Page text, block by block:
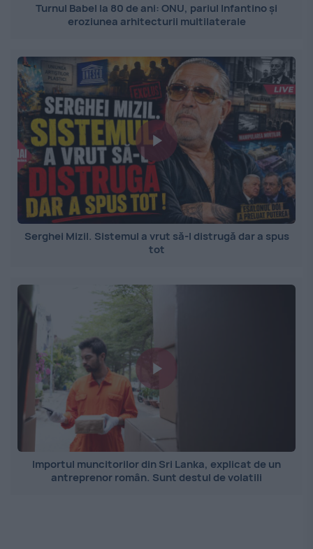
Turnul Babel la 80 de ani: ONU, pariul Infantino și
eroziunea arhitecturii multilaterale
Serghei Mizil. Sistemul a vrut să-l distrugă dar a spus
tot
Importul muncitorilor din Sri Lanka, explicat de un
antreprenor român. Sunt destul de volatili